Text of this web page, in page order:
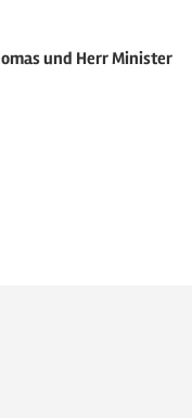
und Herr Minister